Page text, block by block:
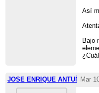
Así
Bajo
JOSE ENRIQUE ANTUÑAMar